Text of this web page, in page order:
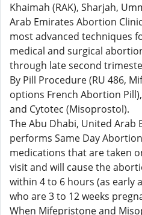
Khaimah (RAK), Sharjah,
Arab Emirates Abortion
most advanced techniques
medical and surgical
through late second
By Pill Procedure (RU 486,
options French Abortion
and Cytotec (Misoprostol).
The Abu Dhabi, United Arab
performs Same Day
medications that are taken
visit and will cause the
within 4 to 6 hours (as early
who are 3 to 12 weeks
When Mifepristone and